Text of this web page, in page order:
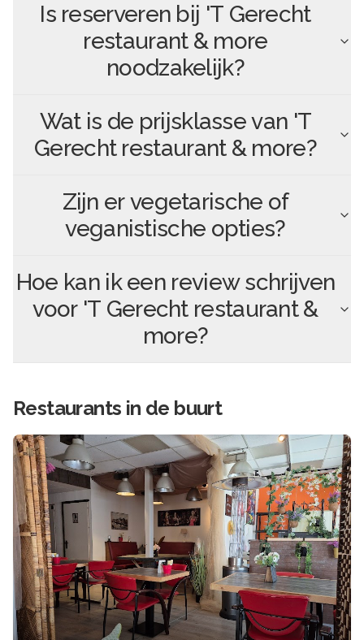
Is reserveren bij 'T Gerecht
restaurant & more
noodzakelijk?
Wat is de prijsklasse van 'T
Gerecht restaurant & more?
Zijn er vegetarische of
veganistische opties?
Hoe kan ik een review schrijven
voor 'T Gerecht restaurant &
more?
Restaurants in de buurt